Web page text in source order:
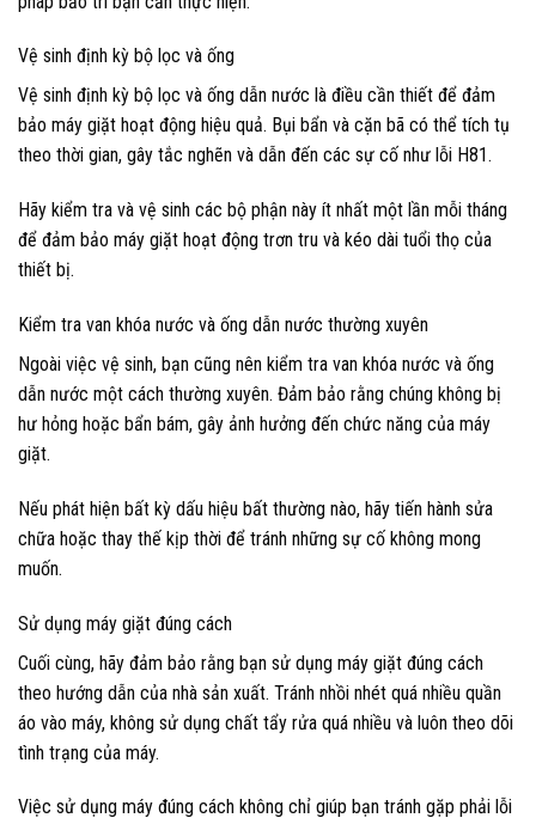
Vệ sinh định kỳ bộ lọc và ống
Vệ sinh định kỳ bộ lọc và ống dẫn nước là điều cần thiết để đảm
bảo máy giặt hoạt động hiệu quả. Bụi bẩn và cặn bã có thể tích tụ
theo thời gian, gây tắc nghẽn và dẫn đến các sự cố như lỗi H81.
Hãy kiểm tra và vệ sinh các bộ phận này ít nhất một lần mỗi tháng
để đảm bảo máy giặt hoạt động trơn tru và kéo dài tuổi thọ của
thiết bị.
Kiểm tra van khóa nước và ống dẫn nước thường xuyên
Ngoài việc vệ sinh, bạn cũng nên kiểm tra van khóa nước và ống
dẫn nước một cách thường xuyên. Đảm bảo rằng chúng không bị
hư hỏng hoặc bẩn bám, gây ảnh hưởng đến chức năng của máy
giặt.
Nếu phát hiện bất kỳ dấu hiệu bất thường nào, hãy tiến hành sửa
chữa hoặc thay thế kịp thời để tránh những sự cố không mong
muốn.
Sử dụng máy giặt đúng cách
Cuối cùng, hãy đảm bảo rằng bạn sử dụng máy giặt đúng cách
theo hướng dẫn của nhà sản xuất. Tránh nhồi nhét quá nhiều quần
áo vào máy, không sử dụng chất tẩy rửa quá nhiều và luôn theo dõi
tình trạng của máy.
Việc sử dụng máy đúng cách không chỉ giúp bạn tránh gặp phải lỗi